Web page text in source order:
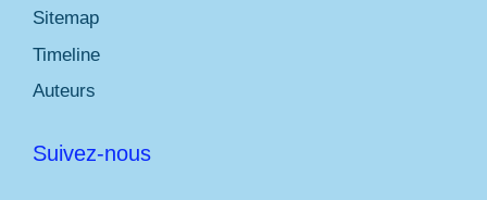
Sitemap
Timeline
Auteurs
Suivez-nous